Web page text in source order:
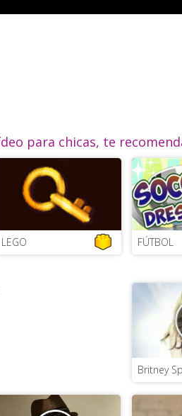
para chicas, te
LEGO FÚTBOL
Britney